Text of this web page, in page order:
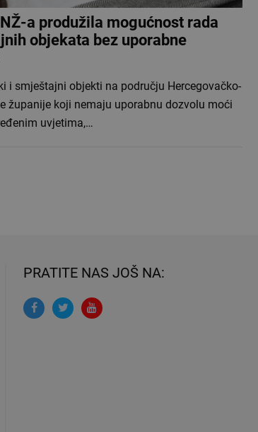
a produžila mogućnost rada
objekata bez uporabne
i smještajni objekti na području Hercegovačko-
županije koji nemaju uporabnu dozvolu moći
uvjetima,…
PRATITE NAS JOŠ NA: